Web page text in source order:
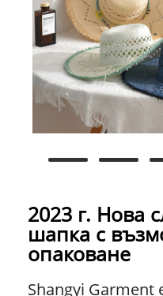
2023 г. Нова
шапка с
опаковане
Shangyi Garment